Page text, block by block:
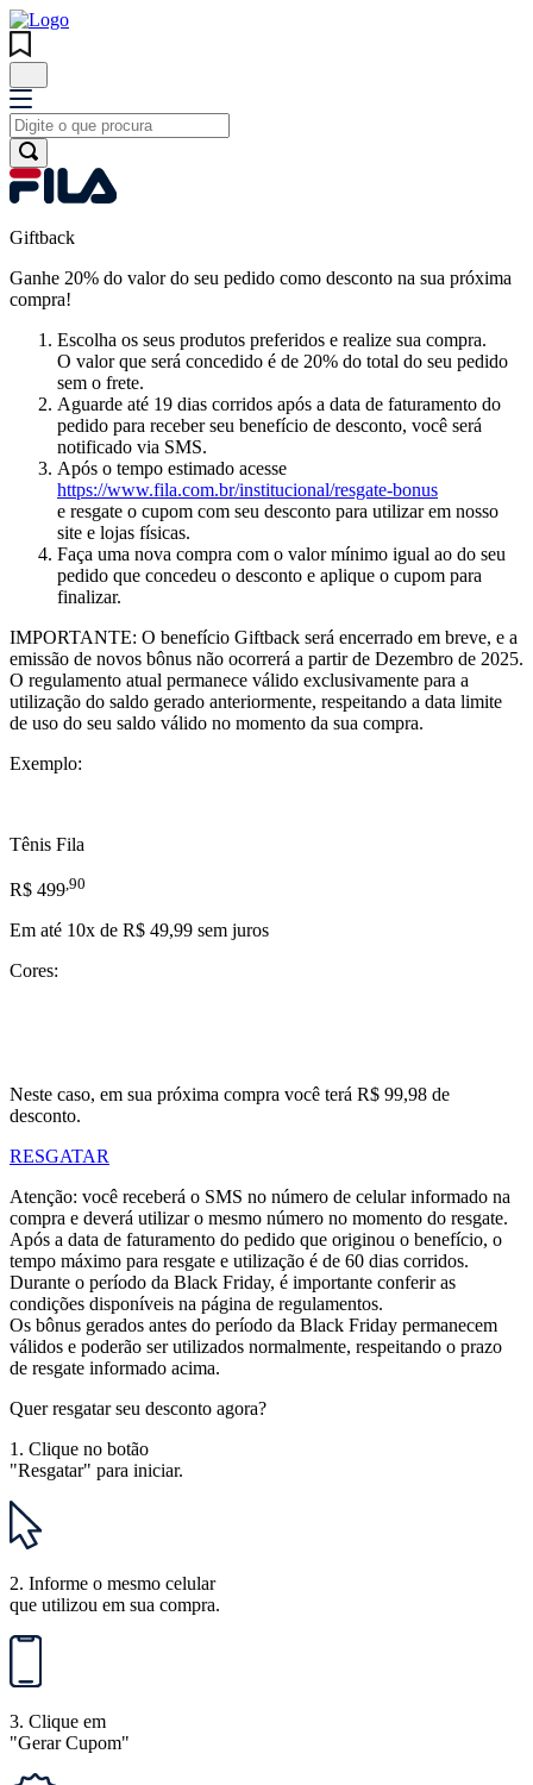
Giftback
Ganhe 20% do valor do seu pedido como desconto na sua próxima
compra!
Escolha os seus produtos preferidos e realize sua compra.
O valor que será concedido é de 20% do total do seu pedido
sem o frete.
Aguarde até 19 dias corridos após a data de faturamento do
pedido para receber seu benefício de desconto, você será
notificado via SMS.
Após o tempo estimado acesse
https://www.fila.com.br/institucional/resgate-bonus
e resgate o cupom com seu desconto para utilizar em nosso
site e lojas físicas.
Faça uma nova compra com o valor mínimo igual ao do seu
pedido que concedeu o desconto e aplique o cupom para
finalizar.
IMPORTANTE: O benefício Giftback será encerrado em breve, e a
emissão de novos bônus não ocorrerá a partir de Dezembro de 2025.
O regulamento atual permanece válido exclusivamente para a
utilização do saldo gerado anteriormente, respeitando a data limite
de uso do seu saldo válido no momento da sua compra.
Exemplo:
Tênis Fila
R$ 499 ,90
Em até 10x de R$ 49,99 sem juros
Cores:
Neste caso, em sua próxima compra você terá R$ 99,98 de
desconto.
RESGATAR
Atenção: você receberá o SMS no número de celular informado na
compra e deverá utilizar o mesmo número no momento do resgate.
Após a data de faturamento do pedido que originou o benefício, o
tempo máximo para resgate e utilização é de 60 dias corridos.
Durante o período da Black Friday, é importante conferir as
condições disponíveis na página de regulamentos.
Os bônus gerados antes do período da Black Friday permanecem
válidos e poderão ser utilizados normalmente, respeitando o prazo
de resgate informado acima.
Quer resgatar seu desconto agora?
1. Clique no botão
"Resgatar" para iniciar.
2. Informe o mesmo celular
que utilizou em sua compra.
3. Clique em
"Gerar Cupom"